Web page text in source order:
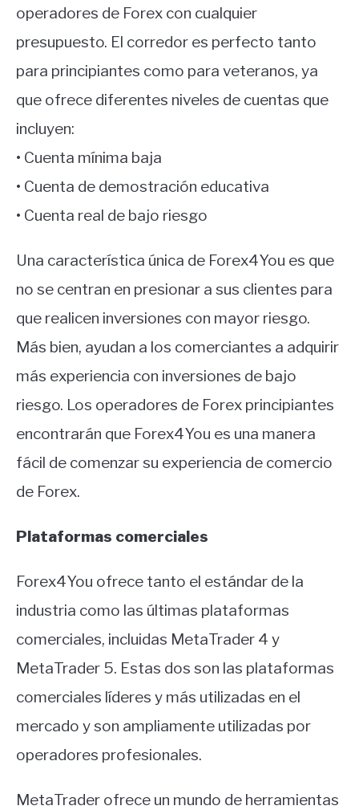
operadores de Forex con cualquier
presupuesto. El corredor es perfecto tanto
para principiantes como para veteranos, ya
que ofrece diferentes niveles de cuentas que
incluyen:
• Cuenta mínima baja
• Cuenta de demostración educativa
• Cuenta real de bajo riesgo
Una característica única de Forex4You es que
no se centran en presionar a sus clientes para
que realicen inversiones con mayor riesgo.
Más bien, ayudan a los comerciantes a adquirir
más experiencia con inversiones de bajo
riesgo. Los operadores de Forex principiantes
encontrarán que Forex4You es una manera
fácil de comenzar su experiencia de comercio
de Forex.
Plataformas comerciales
Forex4You ofrece tanto el estándar de la
industria como las últimas plataformas
comerciales, incluidas MetaTrader 4 y
MetaTrader 5. Estas dos son las plataformas
comerciales líderes y más utilizadas en el
mercado y son ampliamente utilizadas por
operadores profesionales.
MetaTrader ofrece un mundo de herramientas